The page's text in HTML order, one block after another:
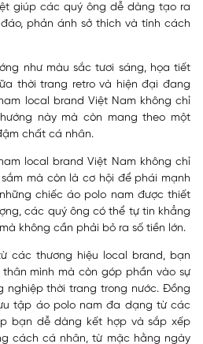
giúp các quý ông dễ dàng tạo ra
phản ánh sở thích và tính cách
như màu sắc tươi sáng, họa tiết
thời trang retro và hiện đại đang
local brand Việt Nam không chỉ
này mà còn mang theo một
chất cá nhân.
local brand Việt Nam không chỉ
mà còn là cơ hội để phái mạnh
chiếc áo polo nam được thiết
các quý ông có thể tự tin khẳng
không cần phải bỏ ra số tiền lớn.
các thương hiệu local brand, bạn
mình mà còn góp phần vào sự
nghiệp thời trang trong nước. Đồng
tập áo polo nam đa dạng từ các
bạn dễ dàng kết hợp và sắp xếp
cách cá nhân, từ mặc hằng ngày